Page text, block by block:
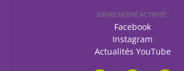
SUIVRE NOTRE ACTIVITÉ :
Facebook
Instagram
Actualités YouTube